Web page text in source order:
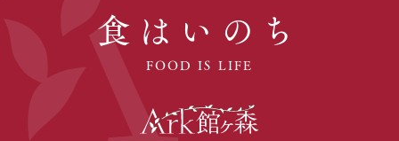
食はいのち
FOOD IS LIFE